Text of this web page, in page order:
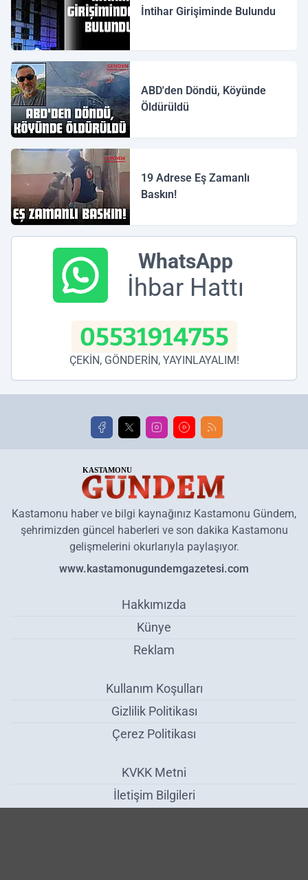
İntihar Girişiminde Bulundu
ABD'den Döndü, Köyünde
Öldürüldü
19 Adrese Eş Zamanlı
Baskın!
WhatsApp
İhbar Hattı
05531914755
ÇEKİN, GÖNDERİN, YAYINLAYALIM!
Kastamonu haber ve bilgi kaynağınız Kastamonu Gündem,
şehrimizden güncel haberleri ve son dakika Kastamonu
gelişmelerini okurlarıyla paylaşıyor.
www.kastamonugundemgazetesi.com
Hakkımızda
Künye
Reklam
Kullanım Koşulları
Gizlilik Politikası
Çerez Politikası
KVKK Metni
İletişim Bilgileri